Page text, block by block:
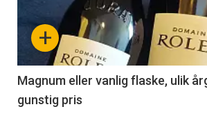
nå
3
+
Magnum eller vanlig flaske, ulik
gunstig pris